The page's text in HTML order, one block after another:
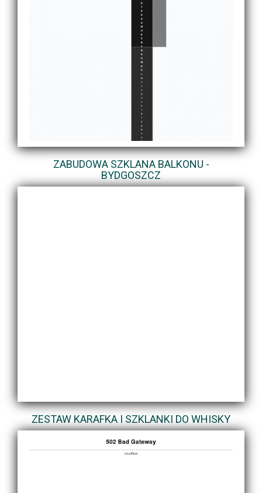
ZABUDOWA SZKLANA BALKONU -
BYDGOSZCZ
ZESTAW KARAFKA I SZKLANKI DO WHISKY